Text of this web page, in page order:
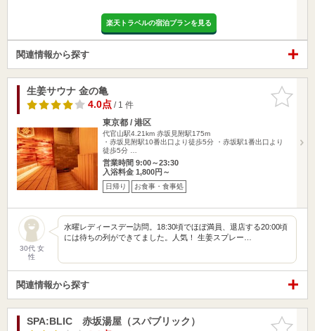
楽天トラベルの宿泊プランを見る
関連情報から探す
お気に入
りに追加
生姜サウナ 金の亀
4.0点/ 1 件
東京都 / 港区
代官山駅4.21km 赤坂見附駅175m
・赤坂見附駅10番出口より徒歩5分 ・赤坂駅1番出口より
徒歩5分 …
営業時間 9:00～23:30
入浴料金 1,800円～
日帰り お食事・食事処
30代 女
性
水曜レディースデー訪問。18:30頃でほぼ満員、退店する20:00頃
には待ちの列ができてました。人気！ 生姜スプレー…
関連情報から探す
お気に入
SPA:BLIC 赤坂湯屋（スパブリック）